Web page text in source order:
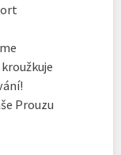
Prouzu